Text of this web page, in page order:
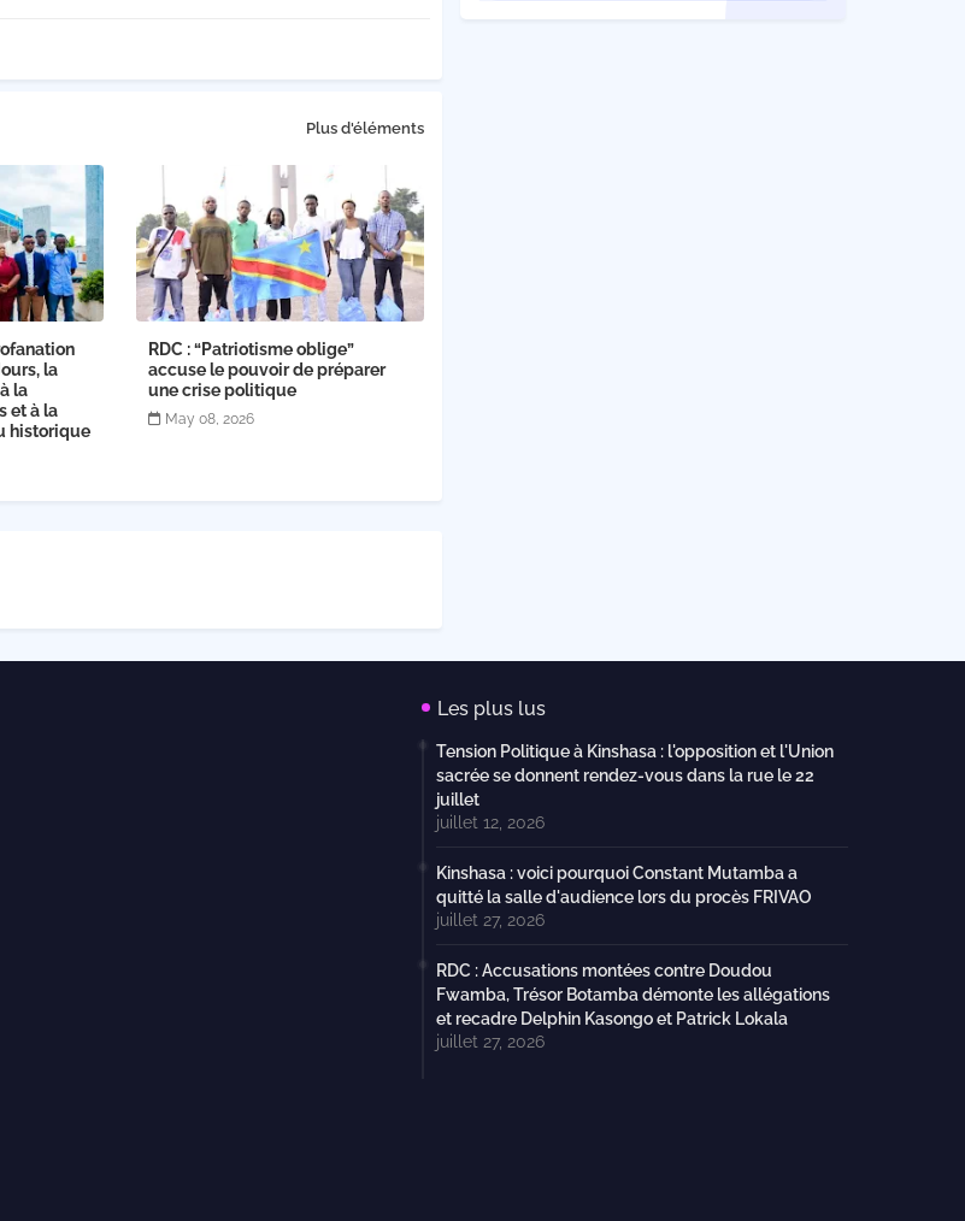
Plus d'éléments
la
la
et à la
historique
RDC : “Patriotisme oblige”
accuse le pouvoir de préparer
une crise politique
May 08, 2026
Les plus lus
Tension Politique à Kinshasa : l'opposition et l'Union
sacrée se donnent rendez-vous dans la rue le 22
juillet
juillet 12, 2026
Kinshasa : voici pourquoi Constant Mutamba a
quitté la salle d'audience lors du procès FRIVAO
juillet 27, 2026
RDC : Accusations montées contre Doudou
Fwamba, Trésor Botamba démonte les allégations
et recadre Delphin Kasongo et Patrick Lokala
juillet 27, 2026